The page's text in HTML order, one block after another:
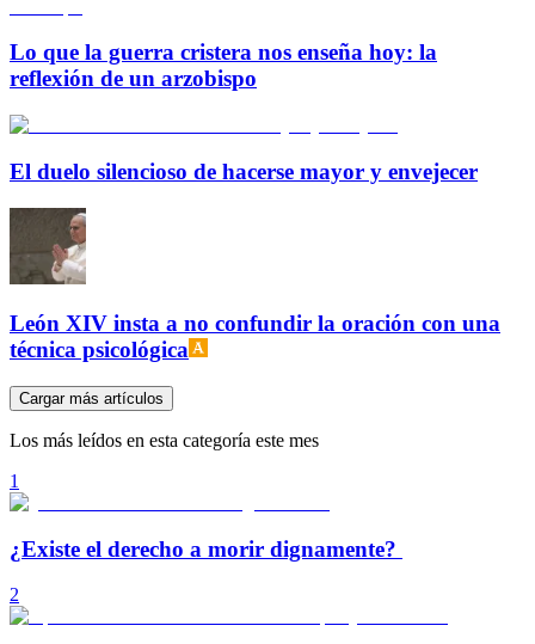
Lo que la guerra cristera nos enseña hoy: la
reflexión de un arzobispo
El duelo silencioso de hacerse mayor y envejecer
León XIV insta a no confundir la oración con una
técnica psicológica
Cargar más artículos
Los más leídos en esta categoría este mes
1
¿Existe el derecho a morir dignamente?
2